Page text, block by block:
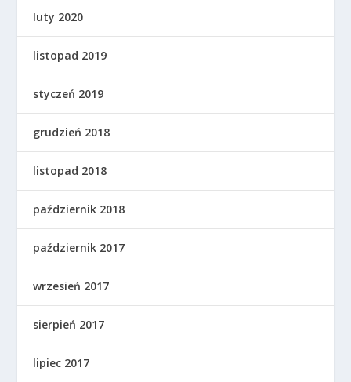
luty 2020
listopad 2019
styczeń 2019
grudzień 2018
listopad 2018
październik 2018
październik 2017
wrzesień 2017
sierpień 2017
lipiec 2017